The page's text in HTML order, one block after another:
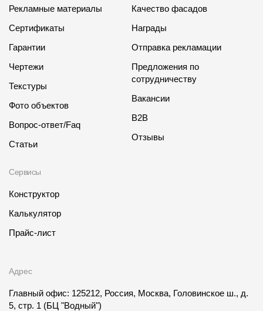
Рекламные материалы
Сертификаты
Гарантии
Чертежи
Текстуры
Фото объектов
Вопрос-ответ/Faq
Статьи
Сервисы
Конструктор
Калькулятор
Прайс-лист
Качество фасадов
Награды
Отправка рекламации
Предложения по
сотрудничеству
Вакансии
B2B
Отзывы
Адрес
Главный офис: 125212, Россия, Москва, Головинское ш., д.
5, стр. 1 (БЦ "Водный")